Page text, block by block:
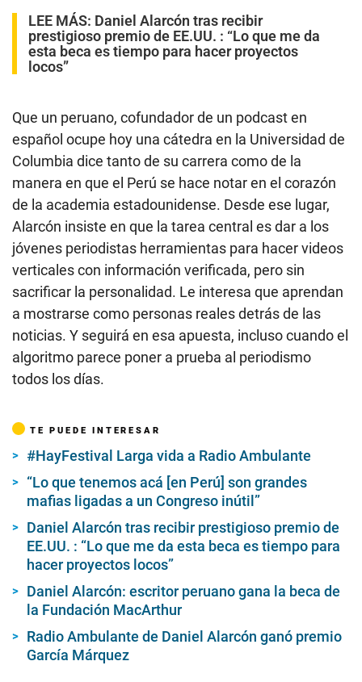
LEE MÁS: Daniel Alarcón tras recibir
prestigioso premio de EE.UU. : “Lo que me da
esta beca es tiempo para hacer proyectos
locos”
Que un peruano, cofundador de un podcast en
español ocupe hoy una cátedra en la Universidad de
Columbia dice tanto de su carrera como de la
manera en que el Perú se hace notar en el corazón
de la academia estadounidense. Desde ese lugar,
Alarcón insiste en que la tarea central es dar a los
jóvenes periodistas herramientas para hacer videos
verticales con información verificada, pero sin
sacrificar la personalidad. Le interesa que aprendan
a mostrarse como personas reales detrás de las
noticias. Y seguirá en esa apuesta, incluso cuando el
algoritmo parece poner a prueba al periodismo
todos los días.
TE PUEDE INTERESAR
#HayFestival Larga vida a Radio Ambulante
“Lo que tenemos acá [en Perú] son grandes
mafias ligadas a un Congreso inútil”
Daniel Alarcón tras recibir prestigioso premio de
EE.UU. : “Lo que me da esta beca es tiempo para
hacer proyectos locos”
Daniel Alarcón: escritor peruano gana la beca de
la Fundación MacArthur
Radio Ambulante de Daniel Alarcón ganó premio
García Márquez